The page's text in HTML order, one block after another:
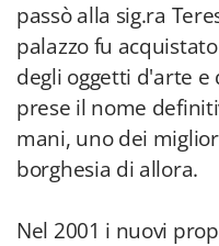
passò alla sig.ra
palazzo fu
degli oggetti d'arte
prese il nome
mani, uno dei
borghesia di allora.
Nel 2001 i nuovi